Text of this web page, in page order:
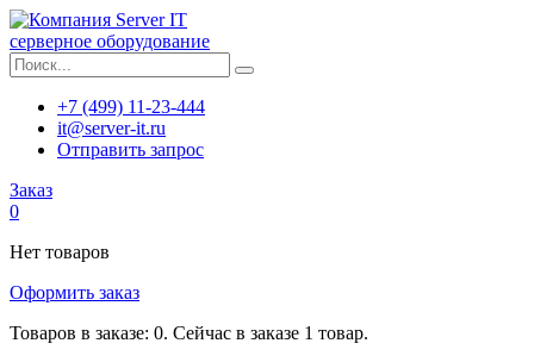
серверное оборудование
+7 (499) 11-23-444
it@server-it.ru
Отправить запрос
Заказ
0
Нет товаров
Оформить заказ
Товаров в заказе: 0. Сейчас в заказе 1 товар.